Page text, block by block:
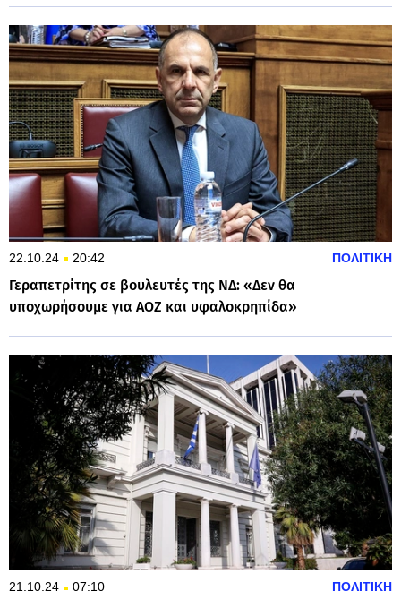
22.10.24 20:42 ΠΟΛΙΤΙΚΗ
Γεραπετρίτης σε βουλευτές της ΝΔ: «Δεν θα
υποχωρήσουμε για ΑΟΖ και υφαλοκρηπίδα»
21.10.24 07:10 ΠΟΛΙΤΙΚΗ